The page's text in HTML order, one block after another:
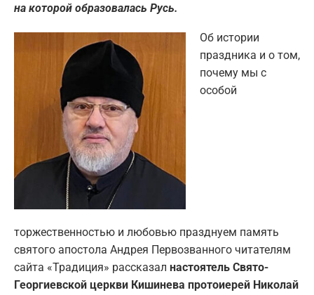
на которой образовалась Русь.
Об истории
праздника и о том,
почему мы с
особой
торжественностью и любовью празднуем память
святого апостола Андрея Первозванного читателям
сайта «Традиция» рассказал настоятель Свято-
Георгиевской церкви Кишинева протоиерей Николай